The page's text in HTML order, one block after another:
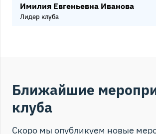
Имилия Евгеньевна Иванова
Лидер клуба
Виктор Иванович Данилов-
Спикер клуба
Ближайшие
клуба
Скоро мы опубликуем новые